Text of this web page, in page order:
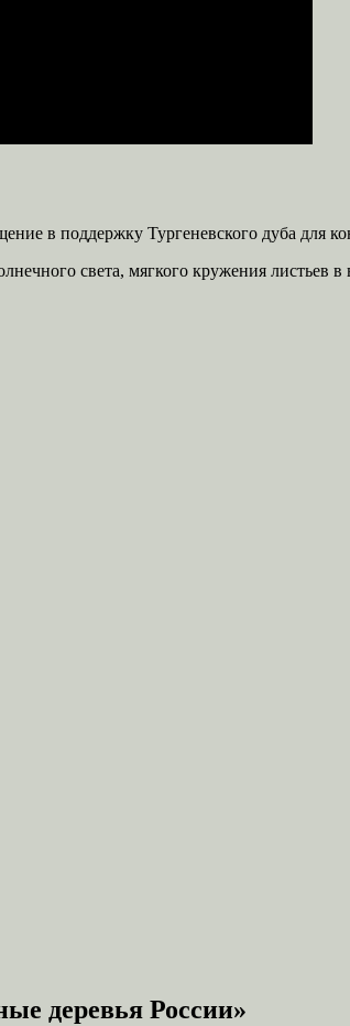
в поддержку Тургеневского дуба для
света, мягкого кружения листьев
деревья России»